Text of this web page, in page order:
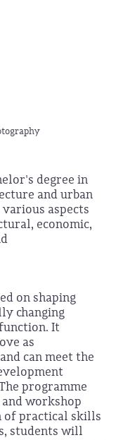
degree in
and urban
aspects
economic,
on shaping
changing
It
as
can meet the
programme
workshop
of practical skills
students will